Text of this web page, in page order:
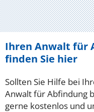
Ihren Anwalt für
finden Sie hier
Sollten Sie Hilfe bei
Anwalt für Abfindung
gerne kostenlos und